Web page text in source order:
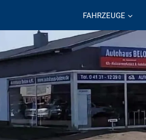
FAHRZEUGE